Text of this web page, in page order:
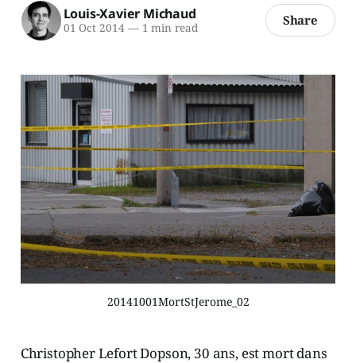
Louis-Xavier Michaud
01 Oct 2014 —1 min read Share
20141001MortStJerome_02
Christopher Lefort Dopson, 30 ans, est mort dans